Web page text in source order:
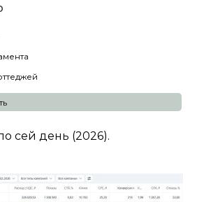
сей день (2026).